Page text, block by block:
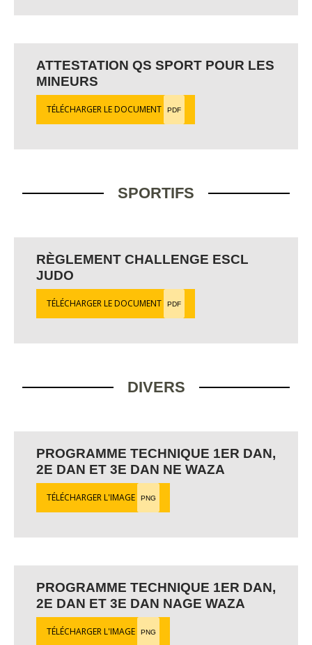
ATTESTATION QS SPORT POUR LES
MINEURS
TÉLÉCHARGER LE DOCUMENT PDF
SPORTIFS
RÈGLEMENT CHALLENGE ESCL
JUDO
TÉLÉCHARGER LE DOCUMENT PDF
DIVERS
PROGRAMME TECHNIQUE 1ER DAN,
2E DAN ET 3E DAN NE WAZA
TÉLÉCHARGER L'IMAGE PNG
PROGRAMME TECHNIQUE 1ER DAN,
2E DAN ET 3E DAN NAGE WAZA
TÉLÉCHARGER L'IMAGE PNG